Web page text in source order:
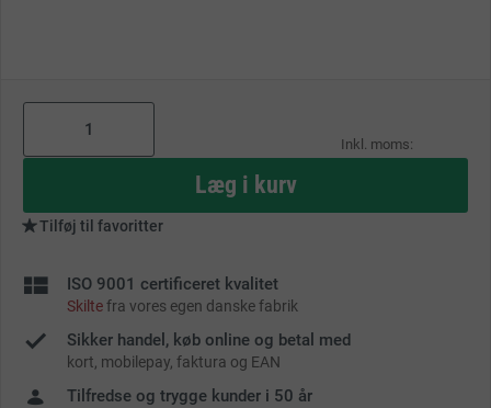
low
Læg i kurv
Tilføj til favoritter
ISO 9001 certificeret kvalitet
Skiltefra vores egen danske fabrik
Sikker handel, køb online og betal med
kort, mobilepay, faktura og EAN
Tilfredse og trygge kunder i 50 år